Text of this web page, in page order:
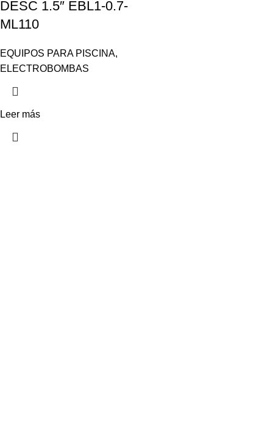
DESC 1.5″ EBL1-0.7-
ML110
EQUIPOS PARA PISCINA,
ELECTROBOMBAS
Leer más